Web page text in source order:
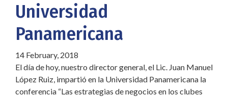
Universidad
Panamericana
14 February, 2018
El día de hoy, nuestro director general, el Lic. Juan Manuel
López Ruiz, impartió en la Universidad Panamericana la
conferencia “Las estrategias de negocios en los clubes